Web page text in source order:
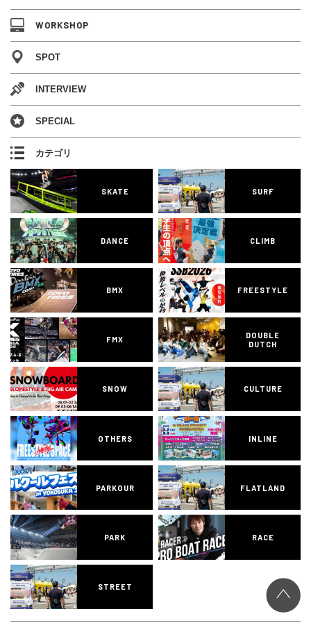
WORKSHOP
SPOT
INTERVIEW
SPECIAL
カテゴリ
SKATE SURF
DANCE CLIMB
BMX FREESTYLE
FMX
DOUBLE
DUTCH
SNOW CULTURE
OTHERS INLINE
PARKOUR FLATLAND
PARK RACE
STREET